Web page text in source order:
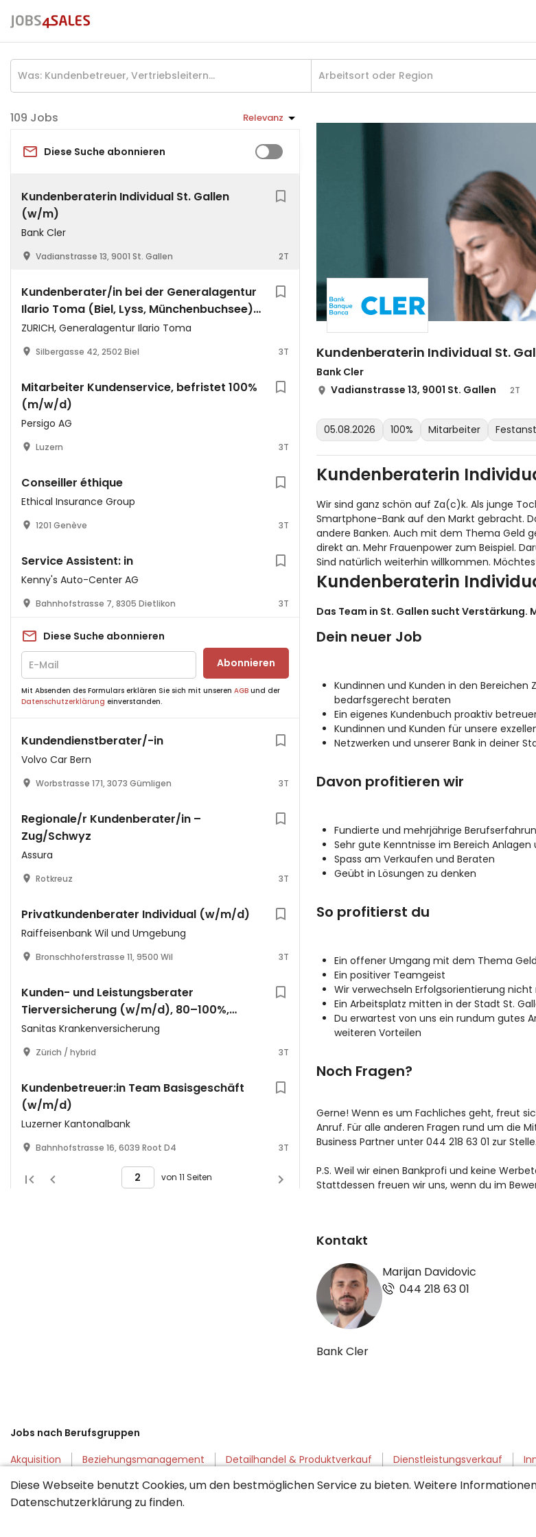
Jobs Relevanz
Diese Suche abonnieren
Kundenberaterin Individual St. Gallen
(w/m)
Bank Cler
Vadianstrasse 13, 9001 St. Gallen 2T
Kundenberater/in bei der Generalagentur
Ilario Toma (Biel, Lyss, Münchenbuchsee) /
Quereinsteiger oder Profi
ZURICH, Generalagentur Ilario Toma
Silbergasse 42, 2502 Biel 3T
Mitarbeiter Kundenservice, befristet 100%
(m/w/d)
Persigo AG
Luzern 3T
Conseiller éthique
Ethical Insurance Group
1201 Genève 3T
Service Assistent: in
Kenny's Auto-Center AG
Bahnhofstrasse 7, 8305 Dietlikon 3T
Diese Suche abonnieren
Abonnieren
Mit Absenden des Formulars erklären Sie sich mit unseren AGB und der
Datenschutzerklärung einverstanden.
Kundendienstberater/-in
Volvo Car Bern
Worbstrasse 171, 3073 Gümligen 3T
Regionale/r Kundenberater/in –
Zug/Schwyz
Assura
Rotkreuz 3T
Privatkundenberater Individual (w/m/d)
Raiffeisenbank Wil und Umgebung
Bronschhoferstrasse 11, 9500 Wil 3T
Kunden- und Leistungsberater
Tierversicherung (w/m/d), 80–100%,
Zürich / hybrid
Sanitas Krankenversicherung
Zürich / hybrid 3T
Kundenbetreuer:in Team Basisgeschäft
(w/m/d)
Luzerner Kantonalbank
Bahnhofstrasse 16, 6039 Root D4 3T
von 11 Seiten
Kundenberaterin Individual St.
Bank Cler
Vadianstrasse 13, 9001 St. Gallen
2T
05.08.2026 100% Mitarbeiter
Kundenberaterin
Wirsind ganz schön auf Za(c)k. Als junge
Smartphone-Bank auf den Markt gebracht.
andere Banken. Auch mit dem Thema Geld
direkt an. Mehr Frauenpower zum Beispiel.
Sind natürlich weiterhin willkommen.
Kundenberaterin
Das Team in St. Gallen sucht Verstärkung.
Dein neuer Job
Kundinnen und Kunden in den Bereichen
bedarfsgerecht beraten
Ein eigenes Kundenbuch proaktiv
Kundinnen und Kunden für unsere
Netzwerken und unserer Bank in deiner
Davon profitieren wir
Fundierte und mehrjährige
Sehr gute Kenntnisse im Bereich Anlagen
Spass am Verkaufen und Beraten
Geübt in Lösungen zu denken
So profitierst du
Ein offener Umgang mit dem Thema
Ein positiver Teamgeist
Wir verwechseln Erfolgsorientierung nicht
Ein Arbeitsplatz mitten in der Stadt St.
Du erwartest von uns ein rundum gutes
weiteren Vorteilen
Noch Fragen?
Gerne! Wenn es um Fachliches geht, freut
Anruf. Für alle anderen Fragen rund um die
Business Partner unter 044 218 63 01 zur Stelle.
P.S. Weil wir einen Bankprofi und keine
Stattdessen freuen wir uns, wenn du im
Kontakt
Marijan Davidovic
044 218 63 01
Bank Cler
Jobs nach Berufsgruppen
Akquisition
Beziehungsmanagement Detailhandel & Produktverkauf Dienstleistungsverkauf
Technischer Verkauf
Telesales Wirtschaftsingenieure
Diese Webseite benutzt Cookies, um den bestmöglichen Service zu bieten. Weitere
Datenschutzerklärung zu finden.